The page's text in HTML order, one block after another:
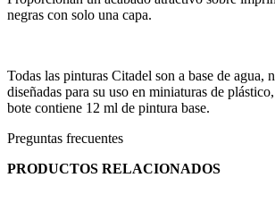
negras con solo una capa.
Todas las pinturas Citadel son a base de agua,
diseñadas para su uso en miniaturas de
bote contiene 12 ml de pintura base.
Preguntas frecuentes
PRODUCTOS RELACIONADOS